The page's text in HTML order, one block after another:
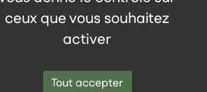
ceux que vous souhaitez
activer
Tout accepter